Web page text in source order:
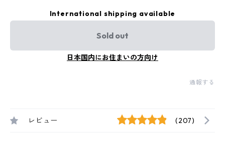
International shipping available
Sold out
日本国内にお住まいの方向け
通報する
レビュー (207)